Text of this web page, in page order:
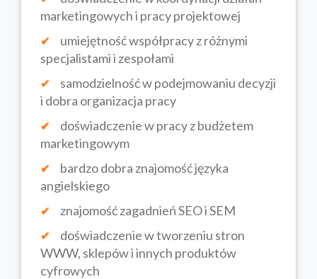
marketingowych i pracy projektowej
umiejętność współpracy z różnymi
specjalistami i zespołami
samodzielność w podejmowaniu decyzji
i dobra organizacja pracy
doświadczenie w pracy z budżetem
marketingowym
bardzo dobra znajomość języka
angielskiego
znajomość zagadnień SEO i SEM
doświadczenie w tworzeniu stron
WWW, sklepów i innych produktów
cyfrowych